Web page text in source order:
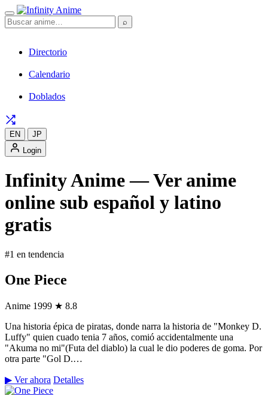
⌕
Directorio
Calendario
Doblados
EN
JP
Login
Infinity Anime — Ver anime
online sub español y latino
gratis
#1 en tendencia
One Piece
Anime 1999 ★ 8.8
Una historia épica de piratas, donde narra la historia de "Monkey D.
Luffy" quien cuado tenia 7 años, comió accidentalmente una
"Akuma no mi"(Futa del diablo) la cual le dio poderes de goma. Por
otra parte "Gol D.…
▶ Ver ahora Detalles